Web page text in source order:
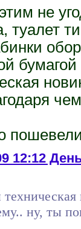
не
туалет
12:12
ну, ты